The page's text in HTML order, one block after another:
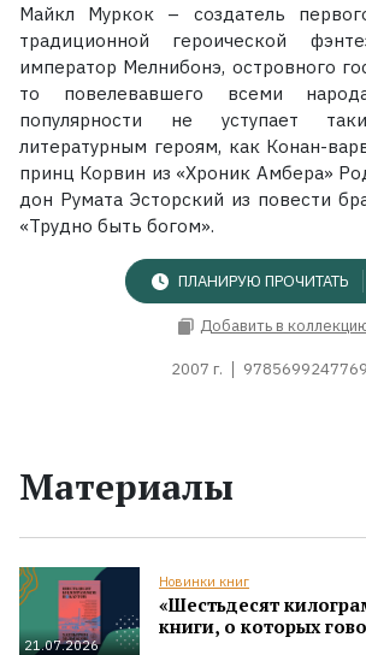
Майкл Муркок – создатель
традиционной героической
император Мелнибонэ, островного
то повелевавшего всеми
популярности не уступает
литературным героям, как Конан-
принц Корвин из «Хроник Амбера»
дон Румата Эсторский из повести
«Трудно быть богом».
ПЛАНИРУЮ ПРОЧИТАТЬ
Добавить в
2007 г. 9785699247769
Материалы
21.07.2026
Новинки книг
«Шестьдесят
книги, о которых